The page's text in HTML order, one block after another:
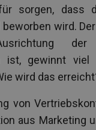
sorgen, dass
wird.
der
ist, gewinnt
wird das
von
aus Marketing